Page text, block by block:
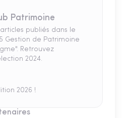
Patrimoine
publiés dans le
Gestion de Patrimoine
Retrouvez
2024.
2026 !